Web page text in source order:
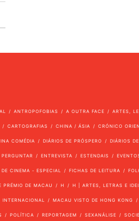
ANTROPOFOBIAS A OUTRA FACE ARTES,
CARTOGRAFIAS CHINA / ÁSIA CRÓNICO
COMÉDIA DIÁRIOS DE PRÓSPERO DIÁRIOS
ENTREVISTA ESTENDAIS
CINEMA - ESPECIAL FICHAS DE LEITURA
PRÉMIO DE MACAU H H | ARTES, LETRAS E
INTERNACIONAL MACAU VISTO DE HONG KONG
POLÍTICA REPORTAGEM SEXANÁLISE